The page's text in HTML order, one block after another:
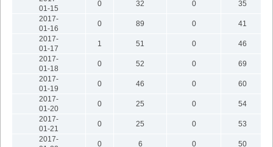
01-15
0 32 0
35
2017-
01-16
0 89 0
41
2017-
01-17
1 51 0
46
2017-
01-18
0 52 0
69
2017-
01-19
0 46 0
60
2017-
01-20
0 25 0
54
2017-
01-21
0 25 0
53
2017-
0 6 0
50